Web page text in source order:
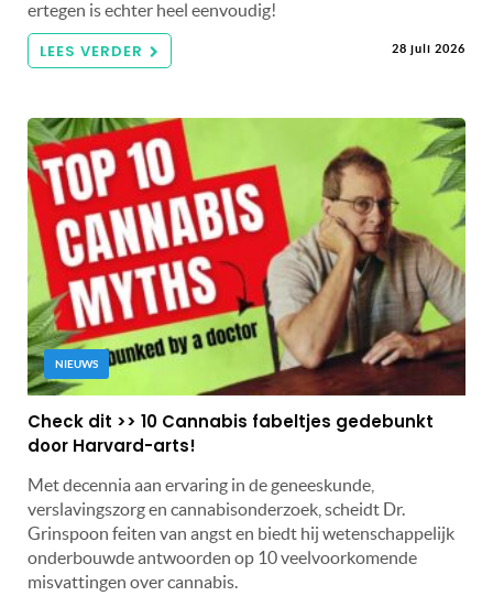
ertegen is echter heel eenvoudig!
LEES VERDER 28 juli 2026
NIEUWS
Check dit >> 10 Cannabis fabeltjes gedebunkt
door Harvard-arts!
Met decennia aan ervaring in de geneeskunde,
verslavingszorg en cannabisonderzoek, scheidt Dr.
Grinspoon feiten van angst en biedt hij wetenschappelijk
onderbouwde antwoorden op 10 veelvoorkomende
misvattingen over cannabis.